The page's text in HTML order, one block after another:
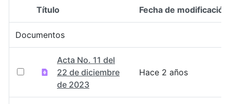
Selección del elemento
Título Fecha de modificación
Documentos
Acta No. 11 del
22 de diciembre
de 2023
Hace 2 años